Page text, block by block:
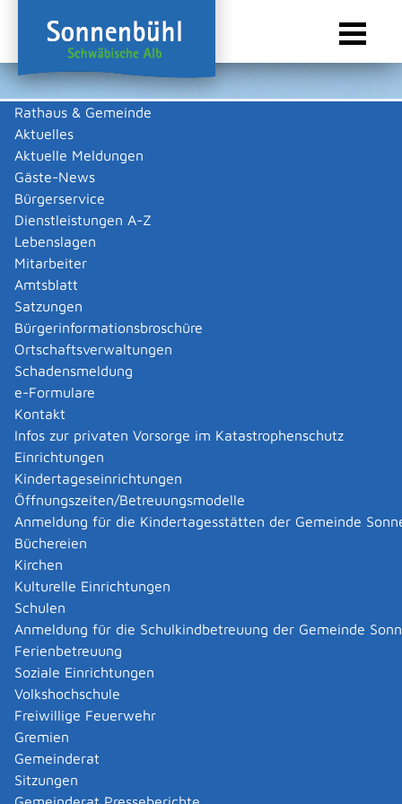
Rathaus & Gemeinde
Aktuelles
Aktuelle Meldungen
Gäste-News
Bürgerservice
Dienstleistungen A-Z
Lebenslagen
Mitarbeiter
Amtsblatt
Satzungen
Bürgerinformationsbroschüre
Ortschaftsverwaltungen
Schadensmeldung
e-Formulare
Kontakt
Infos zur privaten Vorsorge im Katastrophenschutz
Einrichtungen
Kindertageseinrichtungen
Öffnungszeiten/Betreuungsmodelle
Anmeldung für die Kindertagesstätten der Gemeinde
Büchereien
Kirchen
Kulturelle Einrichtungen
Schulen
Anmeldung für die Schulkindbetreuung der Gemeinde
Ferienbetreuung
Soziale Einrichtungen
Volkshochschule
Freiwillige Feuerwehr
Gremien
Gemeinderat
Sitzungen
Sie sind hier:
Gewerbeliste
Keine Daten vorhanden
Zurück zur Suche
Zurück zur Suche
||